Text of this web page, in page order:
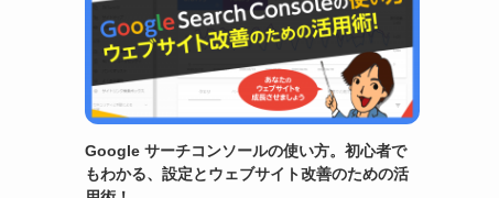
Google サーチコンソールの使い方。初心者で
もわかる、設定とウェブサイト改善のための活